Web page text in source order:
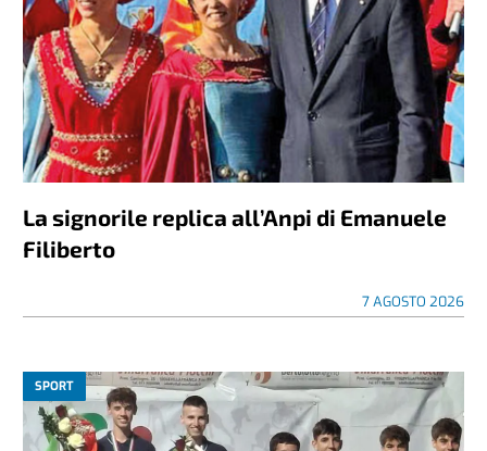
La signorile replica all’Anpi di Emanuele
Filiberto
7 AGOSTO 2026
SPORT